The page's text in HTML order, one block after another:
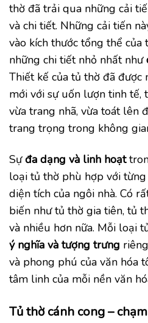
thờ đã trải qua những cải
và chi tiết. Những cải tiến
vào kích thước tổng thể của
những chi tiết nhỏ nhất như
Thiết kế của tủ thờ đã
mới với sự uốn lượn tinh tế,
vừa trang nhã, vừa toát lên
trang trọng trong không
Sựđa dạng và linh hoạt
loại tủ thờ phù hợp với
diện tích của ngôi nhà. Có
biến như tủ thờ gia tiên, tủ
và nhiều hơn nữa. Mỗi loại
ý nghĩa và tượng trưng
và phong phú của văn hóa
tâm linh của mỗi nền văn
Tủ thờ cánh cong –